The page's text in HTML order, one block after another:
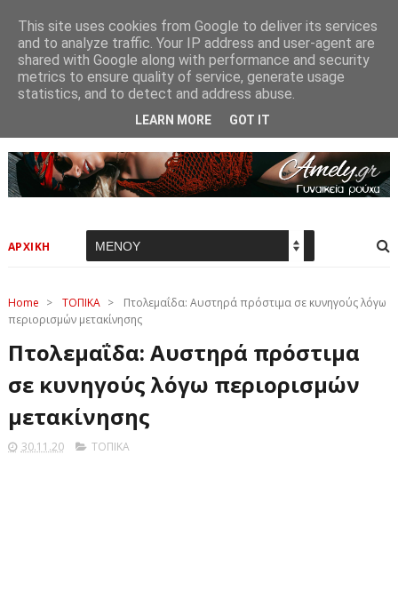
ΑΡΧΙΚΗ
Home > ΤΟΠΙΚΑ >
Πτολεμαΐδα: Αυστηρά πρόστιμα σε κυνηγούς λόγω
περιορισμών μετακίνησης
Πτολεμαΐδα: Αυστηρά πρόστιμα
σε κυνηγούς λόγω περιορισμών
μετακίνησης
30.11.20 ΤΟΠΙΚΑ
This site uses cookies from Google to deliver its services
and to analyze traffic. Your IP address and user-agent are
shared with Google along with performance and security
metrics to ensure quality of service, generate usage
statistics, and to detect and address abuse.
LEARN MORE GOT IT